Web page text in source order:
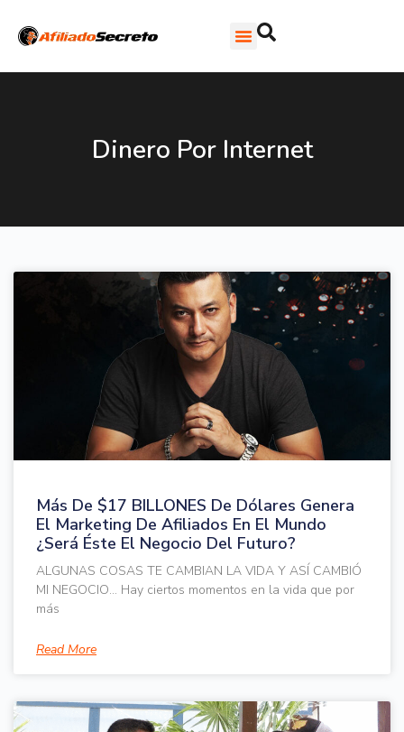
Dinero Por Internet
Más De $17 BILLONES De Dólares Genera
El Marketing De Afiliados En El Mundo
¿Será Éste El Negocio Del Futuro?
ALGUNAS COSAS TE CAMBIAN LA VIDA Y ASÍ CAMBIÓ
MI NEGOCIO… Hay ciertos momentos en la vida que por
más
Read More